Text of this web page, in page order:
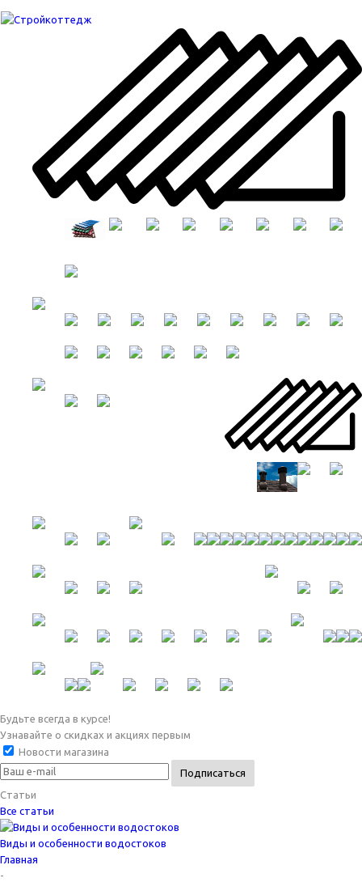
Будьте всегда в курсе!
Узнавайте о скидках и акциях первым
Новости магазина
Статьи
Все статьи
Виды и особенности водостоков
Главная
-